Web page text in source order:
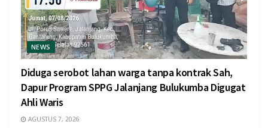
NEWS
Diduga serobot lahan warga tanpa kontrak Sah,
Dapur Program SPPG Jalanjang Bulukumba Digugat
Ahli Waris
AGUSTUS 7, 2026